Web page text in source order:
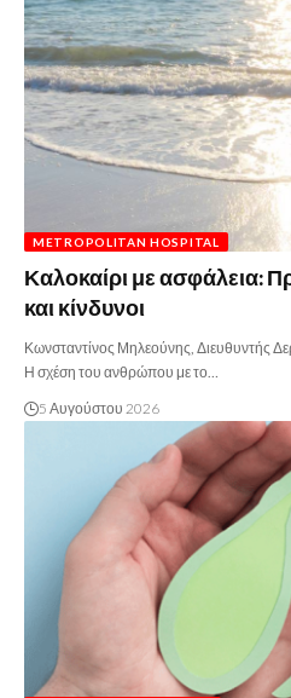
METROPOLITAN HOSPITAL
Καλοκαίρι με ασφάλεια:
και κίνδυνοι
Κωνσταντίνος Μηλεούνης, Διευθυντής
Η σχέση του ανθρώπου με το…
5 Αυγούστου 2026